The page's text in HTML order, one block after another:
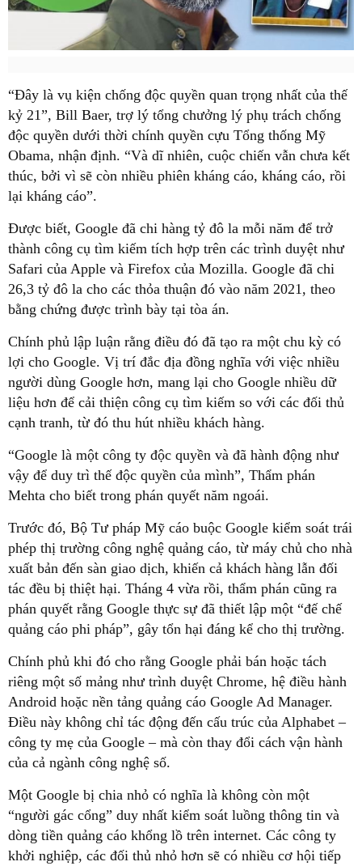
“Đây là vụ kiện chống độc quyền quan trọng nhất của thế
kỷ 21”, Bill Baer, trợ lý tổng chưởng lý phụ trách chống
độc quyền dưới thời chính quyền cựu Tổng thống Mỹ
Obama, nhận định. “Và dĩ nhiên, cuộc chiến vẫn chưa kết
thúc, bởi vì sẽ còn nhiều phiên kháng cáo, kháng cáo, rồi
lại kháng cáo”.
Được biết, Google đã chi hàng tỷ đô la mỗi năm để trở
thành công cụ tìm kiếm tích hợp trên các trình duyệt như
Safari của Apple và Firefox của Mozilla. Google đã chi
26,3 tỷ đô la cho các thỏa thuận đó vào năm 2021, theo
bằng chứng được trình bày tại tòa án.
Chính phủ lập luận rằng điều đó đã tạo ra một chu kỳ có
lợi cho Google. Vị trí đắc địa đồng nghĩa với việc nhiều
người dùng Google hơn, mang lại cho Google nhiều dữ
liệu hơn để cải thiện công cụ tìm kiếm so với các đối thủ
cạnh tranh, từ đó thu hút nhiều khách hàng.
“Google là một công ty độc quyền và đã hành động như
vậy để duy trì thế độc quyền của mình”, Thẩm phán
Mehta cho biết trong phán quyết năm ngoái.
Trước đó, Bộ Tư pháp Mỹ cáo buộc Google kiểm soát trái
phép thị trường công nghệ quảng cáo, từ máy chủ cho nhà
xuất bản đến sàn giao dịch, khiến cả khách hàng lẫn đối
tác đều bị thiệt hại. Tháng 4 vừa rồi, thẩm phán cũng ra
phán quyết rằng Google thực sự đã thiết lập một “đế chế
quảng cáo phi pháp”, gây tổn hại đáng kể cho thị trường.
Chính phủ khi đó cho rằng Google phải bán hoặc tách
riêng một số mảng như trình duyệt Chrome, hệ điều hành
Android hoặc nền tảng quảng cáo Google Ad Manager.
Điều này không chỉ tác động đến cấu trúc của Alphabet –
công ty mẹ của Google – mà còn thay đổi cách vận hành
của cả ngành công nghệ số.
Một Google bị chia nhỏ có nghĩa là không còn một
“người gác cổng” duy nhất kiểm soát luồng thông tin và
dòng tiền quảng cáo khổng lồ trên internet. Các công ty
khởi nghiệp, các đối thủ nhỏ hơn sẽ có nhiều cơ hội tiếp